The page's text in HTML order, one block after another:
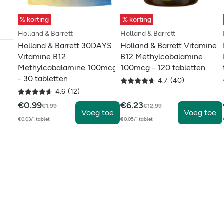
% korting
Holland & Barrett
Holland & Barrett 30DAYS
Vitamine B12
Methylcobalamine 100mcg
- 30 tabletten
4.6 (12)
€1.99
€0.99
€0.03/1 tablet
Voeg toe
% korting
Holland & Barrett
Holland & Barrett Vitamine
B12 Methylcobalamine
100mcg - 120 tabletten
4.7 (40)
€12.99
€6.23
€0.05/1 tablet
Voeg toe